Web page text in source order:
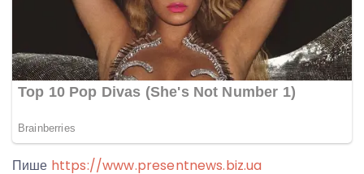
Пише https://www.presentnews.biz.ua